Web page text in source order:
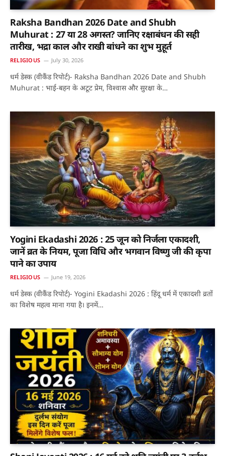
Raksha Bandhan 2026 Date and Shubh
Muhurat : 27 या 28 अगस्त? जानिए रक्षाबंधन की सही
तारीख, भद्रा काल और राखी बांधने का शुभ मुहूर्त
RELIGIOUS July 30, 2026
धर्म डेस्क (वीकैंड रिपोर्ट)- Raksha Bandhan 2026 Date and Shubh
Muhurat : भाई-बहन के अटूट प्रेम, विश्वास और सुरक्षा के…
Yogini Ekadashi 2026 : 25 जून को निर्जला एकादशी,
जानें व्रत के नियम, पूजा विधि और भगवान विष्णु जी की कृपा
पाने का उपाय
RELIGIOUS June 19, 2026
धर्म डेस्क (वीकैंड रिपोर्ट)- Yogini Ekadashi 2026 : हिंदू धर्म में एकादशी व्रतों
का विशेष महत्व माना गया है। इनमें…